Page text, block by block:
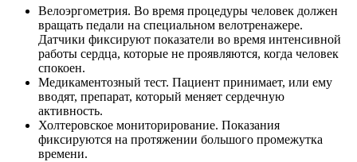
Велоэргометрия. Во время процедуры человек должен
вращать педали на специальном велотренажере.
Датчики фиксируют показатели во время интенсивной
работы сердца, которые не проявляются, когда человек
спокоен.
Медикаментозный тест. Пациент принимает, или ему
вводят, препарат, который меняет сердечную
активность.
Холтеровское мониторирование. Показания
фиксируются на протяжении большого промежутка
времени.